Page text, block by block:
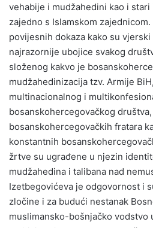
vehabije i mudžahedini kao i
zajedno s Islamskom
povijesnih dokaza kako su
najrazornije ubojice svakog
složenog kakvo je
mudžahedinizacija tzv. Armije
multinacionalnog i
bosanskohercegovačkog
bosanskohercegovačkih fratara
konstantnih
žrtve su ugrađene u njezin
mudžahedina i talibana nad
Izetbegovićeva je odgovornost i
zločine i za budući nestanak
muslimansko-bošnjačko vodstvo